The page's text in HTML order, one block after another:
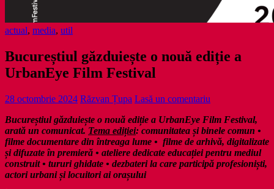
actual, media, util
Bucureștiul găzduiește o nouă ediție a
UrbanEye Film Festival
28 octombrie 2024 Răzvan Țupa Lasă un comentariu
Bucureștiul găzduiește o nouă ediție a UrbanEye Film Festival,
arată un comunicat. Tema ediției: comunitatea și binele comun •
filme documentare din întreaga lume • filme de arhivă, digitalizate
și difuzate în premieră • ateliere dedicate educației pentru mediul
construit • tururi ghidate • dezbateri la care participă profesioniști,
actori urbani și locuitori ai orașului